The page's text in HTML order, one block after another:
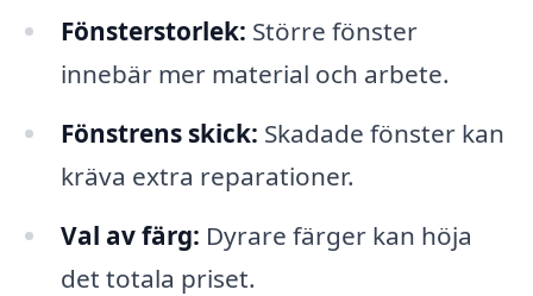
Fönsterstorlek: Större fönster
innebär mer material och arbete.
Fönstrens skick: Skadade fönster kan
kräva extra reparationer.
Val av färg: Dyrare färger kan höja
det totala priset.